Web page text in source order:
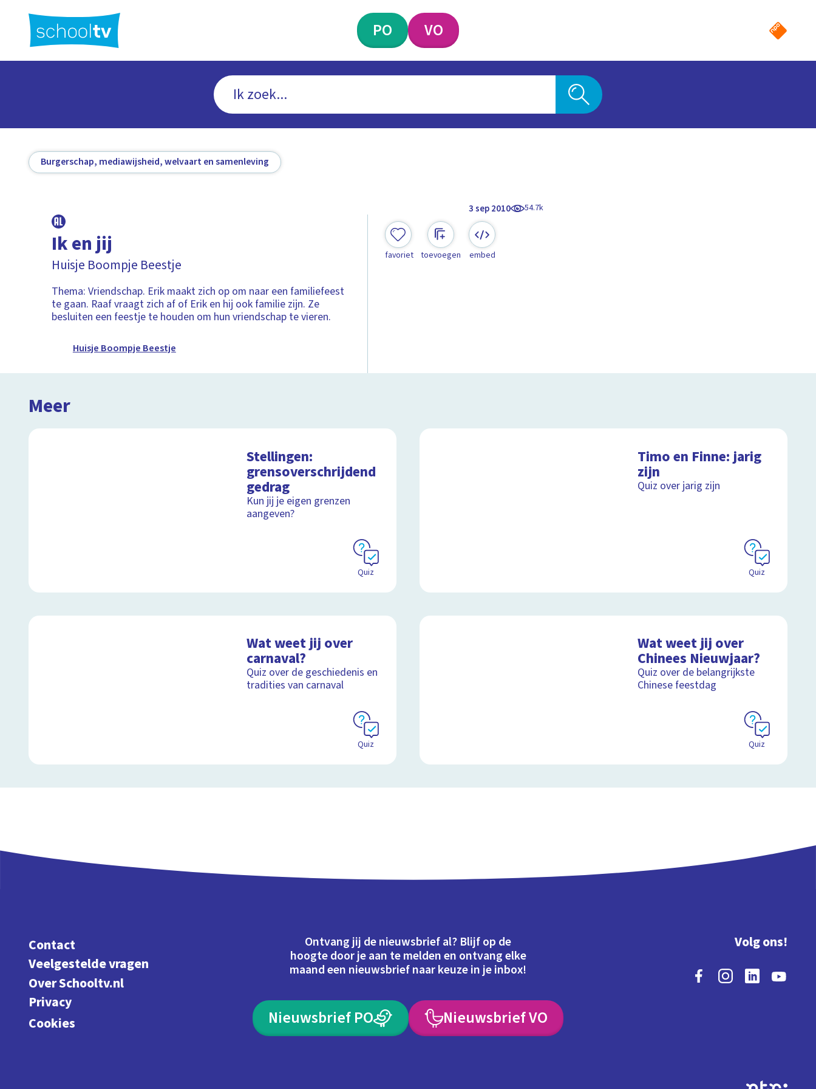
hoofdinhoud
PO VO
Burgerschap, mediawijsheid, welvaart en samenleving
3 sep 2010 54.7k
Ik en jij
Huisje Boompje Beestje
Thema: Vriendschap. Erik maakt zich op om naar een familiefeest
te gaan. Raaf vraagt zich af of Erik en hij ook familie zijn. Ze
besluiten een feestje te houden om hun vriendschap te vieren.
Huisje Boompje Beestje
favoriet toevoegen embed
Meer
Stellingen:
grensoverschrijdend
gedrag
Kun jij je eigen grenzen
aangeven?
Quiz
Timo en Finne: jarig
zijn
Quiz over jarig zijn
Quiz
Wat weet jij over
carnaval?
Quiz over de geschiedenis en
tradities van carnaval
Quiz
Wat weet jij over
Chinees Nieuwjaar?
Quiz over de belangrijkste
Chinese feestdag
Quiz
Contact
Veelgestelde vragen
Over Schooltv.nl
Privacy
Cookies
Ontvang jij de nieuwsbrief al? Blijf op de
hoogte door je aan te melden en ontvang elke
maand een nieuwsbrief naar keuze in je inbox!
Nieuwsbrief PO Nieuwsbrief VO
Volg ons!